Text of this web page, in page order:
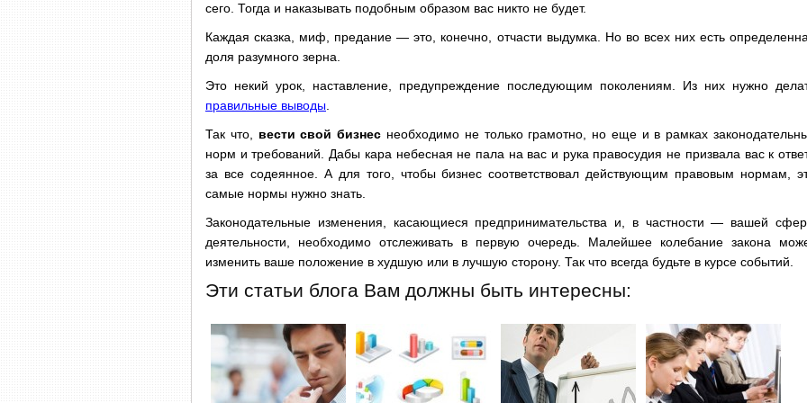
сего. Тогда и наказывать подобным образом вас никто не будет.
Каждая сказка, миф, предание — это, конечно, отчасти выдумка. Но во всех них есть
доля разумного зерна.
Это некий урок, наставление, предупреждение последующим поколениям. Из них нужно
правильные выводы
Так что, вести свой бизнес необходимо не только грамотно, но еще и в рамках
норм и требований. Дабы кара небесная не пала на вас и рука правосудия не призвала вас к
за все содеянное. А для того, чтобы бизнес соответствовал действующим правовым нормам,
самые нормы нужно знать.
Законодательные изменения, касающиеся предпринимательства и, в частности — вашей
деятельности, необходимо отслеживать в первую очередь. Малейшее колебание закона
изменить ваше положение в худшую или в лучшую сторону. Так что всегда будьте в курсе событий.
Эти статьи блога Вам должны быть интересны: